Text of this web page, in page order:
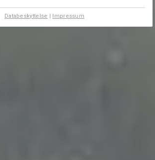
Databeskyttelse | Impressum